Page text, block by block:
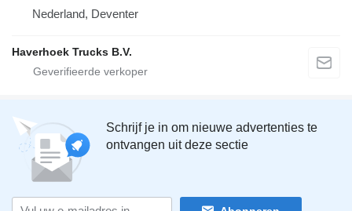
Nederland, Deventer
Haverhoek Trucks B.V.
Schrijf je in om nieuwe advertenties te
ontvangen uit deze sectie